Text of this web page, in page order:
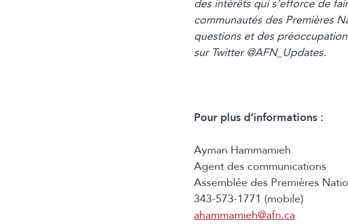
des intérêts qui s’efforce de
communautés des Premières
questions et des
sur Twitter @AFN_Updates.
Pour plus d’informations :
Ayman Hammamieh
Agent des communications
Assemblée des Premières
343-573-1771 (mobile)
ahammamieh@afn.ca